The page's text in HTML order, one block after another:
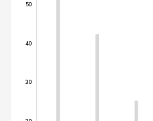
30
40
50